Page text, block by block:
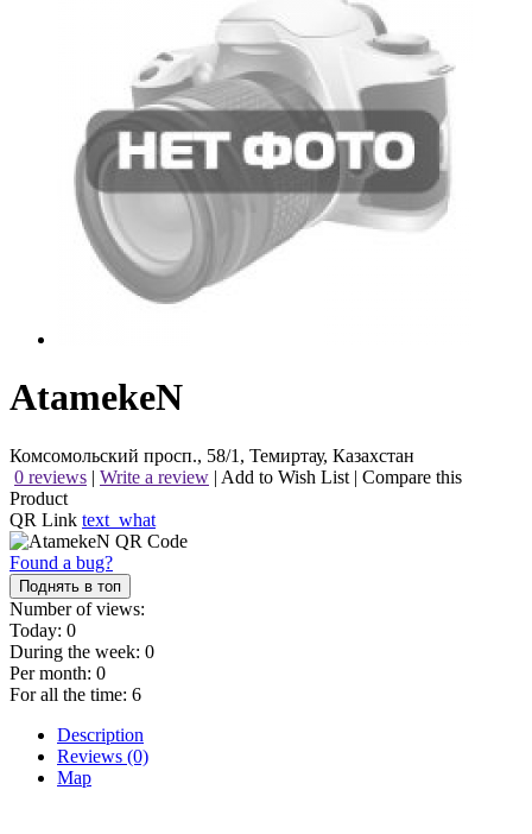
AtamekeN
Комсомольский просп., 58/1, Темиртау, Казахстан
0 reviews | Write a review | Add to Wish List | Compare this
Product
QR Link text_what
Found a bug?
Поднять в топ
Number of views:
Today: 0
During the week: 0
Per month: 0
For all the time: 6
Description
Reviews (0)
Map